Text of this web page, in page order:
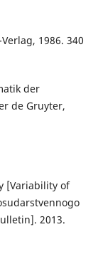
1986. 340
der
de Gruyter,
[Variability of
2013.